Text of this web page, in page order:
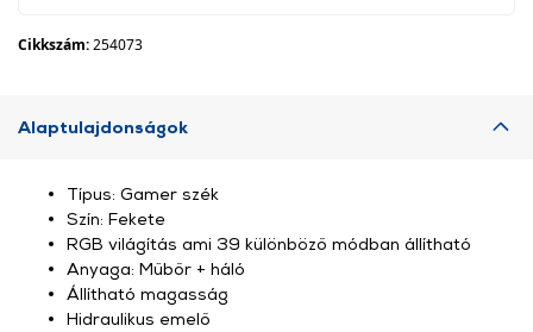
Cikkszám:254073
Alaptulajdonságok
Típus: Gamer szék
Szín: Fekete
RGB világítás ami 39 különböző módban állítható
Anyaga: Műbőr + háló
Állítható magasság
Hidraulikus emelő